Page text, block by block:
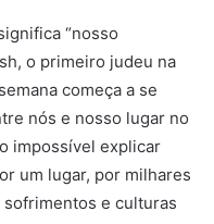
“nosso
o primeiro judeu na
começa a se
nós e nosso lugar no
impossível explicar
um lugar, por milhares
e culturas